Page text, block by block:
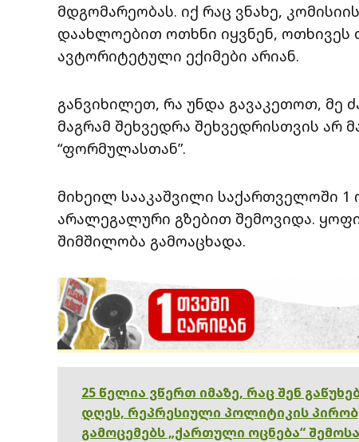
მდგომარეობას. იქ რაც ვნახე,
დაახლოებით ოთხნი იყვნენ, ოთხივეს
ავტორიტეტული ექიმები არიან.
განვიხილეთ, რა უნდა გავაკეთოთ, მე
მაგრამ შეხვედრა შეხვედრისთვის არ
“ფორმულასთან”.
მიხეილ სააკაშვილი საქართველოში 1
არალეგალური გზებით შემოვიდა.
შიმშილობა გამოაცხადა.
25 წელია ვწერთ იმაზე, რაც შენ
დღეს, რეპრესიული პოლიტიკის
გამოცემებს „ქართული ოცნება“